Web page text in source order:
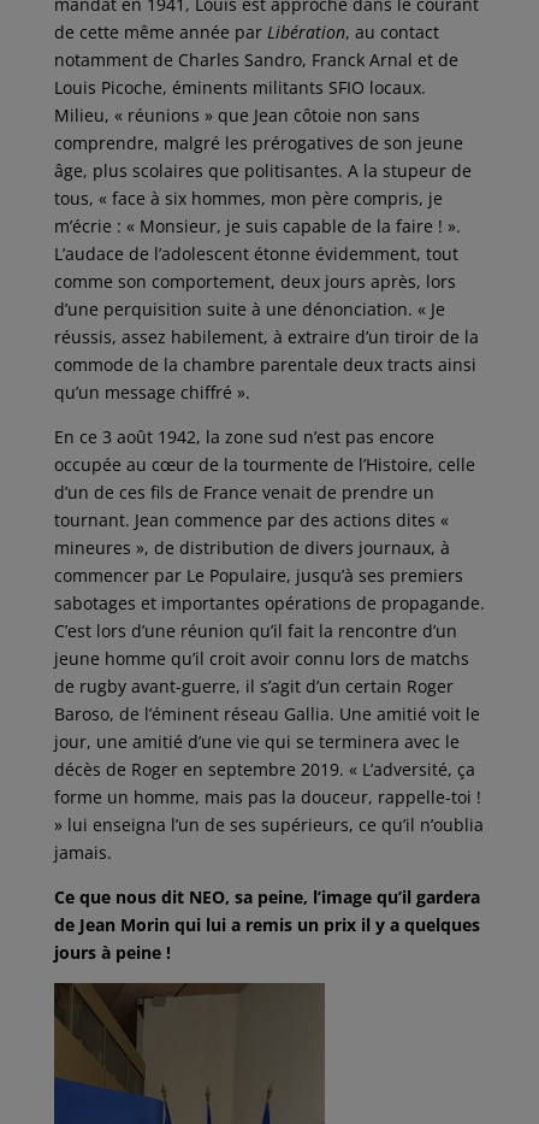
de cette même année par Libération, au contact
notamment de Charles Sandro, Franck Arnal et de
Louis Picoche, éminents militants SFIO locaux.
Milieu, « réunions » que Jean côtoie non sans
comprendre, malgré les prérogatives de son jeune
âge, plus scolaires que politisantes. A la stupeur de
tous, « face à six hommes, mon père compris, je
m’écrie : « Monsieur, je suis capable de la faire ! ».
L’audace de l’adolescent étonne évidemment, tout
comme son comportement, deux jours après, lors
d’une perquisition suite à une dénonciation. « Je
réussis, assez habilement, à extraire d’un tiroir de la
commode de la chambre parentale deux tracts ainsi
qu’un message chiffré ».
En ce 3 août 1942, la zone sud n’est pas encore
occupée au cœur de la tourmente de l’Histoire, celle
d’un de ces fils de France venait de prendre un
tournant. Jean commence par des actions dites «
mineures », de distribution de divers journaux, à
commencer par Le Populaire, jusqu’à ses premiers
sabotages et importantes opérations de propagande.
C’est lors d’une réunion qu’il fait la rencontre d’un
jeune homme qu’il croit avoir connu lors de matchs
de rugby avant-guerre, il s’agit d’un certain Roger
Baroso, de l’éminent réseau Gallia. Une amitié voit le
jour, une amitié d’une vie qui se terminera avec le
décès de Roger en septembre 2019. « L’adversité, ça
forme un homme, mais pas la douceur, rappelle-toi !
» lui enseigna l’un de ses supérieurs, ce qu’il n’oublia
jamais.
Ce que nous dit NEO, sa peine, l’image qu’il gardera
de Jean Morin qui lui a remis un prix il y a quelques
jours à peine !